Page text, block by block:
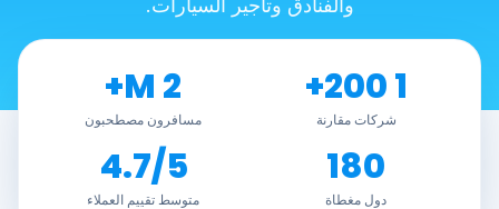
والفنادق وتأجير السيارات.
1 200+
شركات مقارنة
2 M+
مسافرون مصطحبون
180
دول مغطاة
4.7/5
متوسط تقييم العملاء